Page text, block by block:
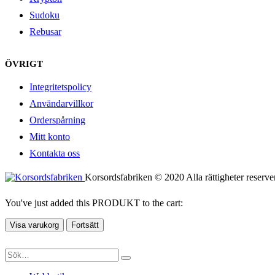
Sudoku
Rebusar
ÖVRIGT
Integritetspolicy
Användarvillkor
Orderspårning
Mitt konto
Kontakta oss
Korsordsfabriken © 2020 Alla rättigheter
You've just added this PRODUKT to the cart:
Visa varukorg Fortsätt